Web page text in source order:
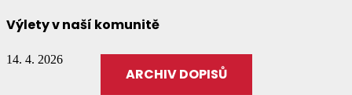
Výlety v naší komunitě
14. 4. 2026
ARCHIV DOPISŮ